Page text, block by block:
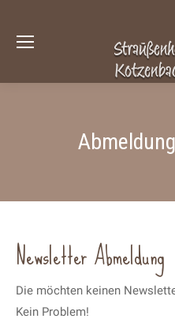
Newsletter Abmeldung
Die möchten keinen
Kein Problem!